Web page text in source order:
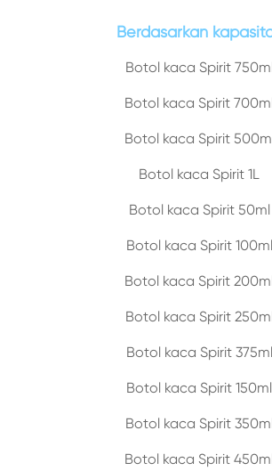
Berdasarkan
Botol kaca Spirit
Botol kaca Spirit
Botol kaca Spirit
Botol kaca Spirit 1L
Botol kaca Spirit 50ml
Botol kaca Spirit 100ml
Botol kaca Spirit
Botol kaca Spirit
Botol kaca Spirit 375ml
Botol kaca Spirit 150ml
Botol kaca Spirit
Botol kaca Spirit